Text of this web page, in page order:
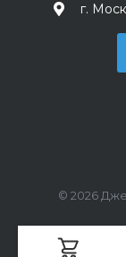
г.
© 2026